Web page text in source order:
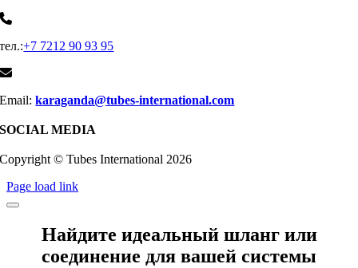
тел.:+7 7212 90 93 95
Email:karaganda@tubes-international.com
SOCIAL MEDIA
Copyright © Tubes International 2026
Page load link
Найдите идеальный шланг или
соединение для вашей системы